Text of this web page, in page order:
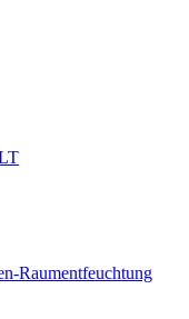
Raumentfeuchtung